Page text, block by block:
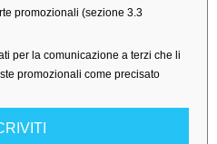
promozionali (sezione 3.3
per la comunicazione a terzi che li
promozionali come precisato